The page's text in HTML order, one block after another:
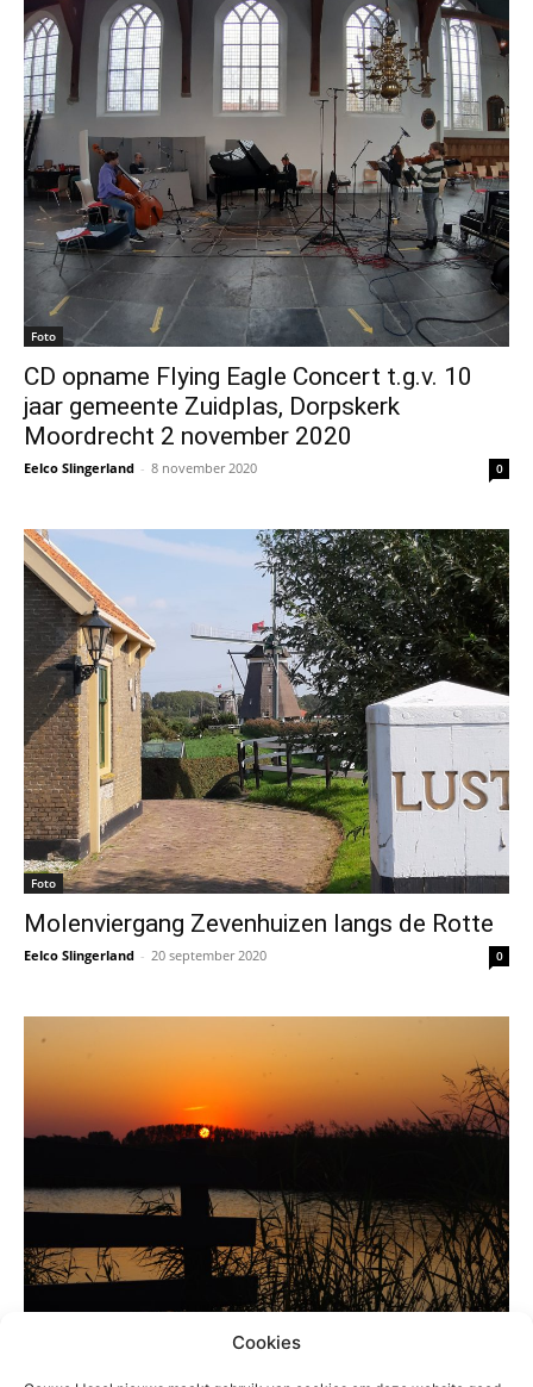
Cookies
Foto
CD opname Flying Eagle Concert t.g.v. 10
jaar gemeente Zuidplas, Dorpskerk
Moordrecht 2 november 2020
Eelco Slingerland - 8 november 2020 0
Foto
Molenviergang Zevenhuizen langs de Rotte
Eelco Slingerland - 20 september 2020 0